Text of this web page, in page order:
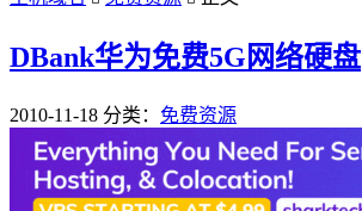
DBank华为免费5G网络硬盘
2010-11-18 分类： 免费资源